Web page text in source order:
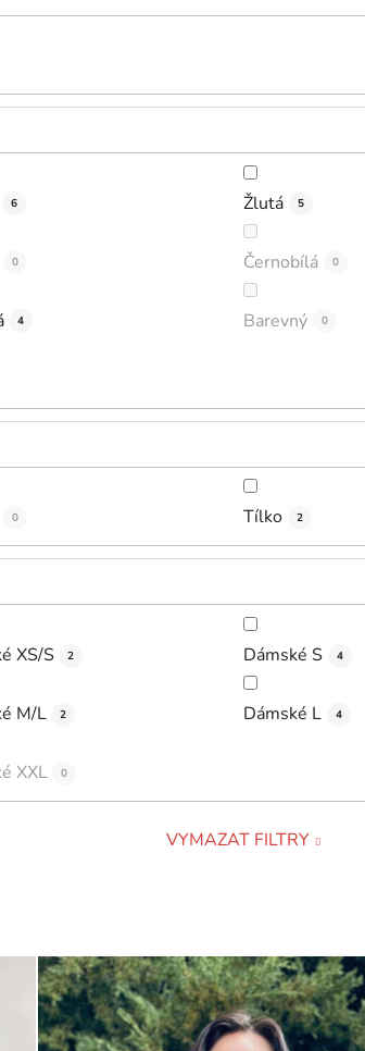
6 Žlutá 5
0 Černobílá 0
4 Barevný 0
0 Tílko 2
XS/S 2 Dámské S 4
M/L 2 Dámské L 4
XXL 0
VYMAZAT FILTRY